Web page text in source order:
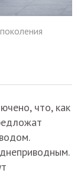
что, как